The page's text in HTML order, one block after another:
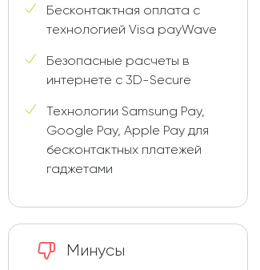
Бесконтактная оплата с
технологией Visa payWave
Безопасные расчеты в
интернете с 3D-Secure
Технологии Samsung Pay,
Google Pay, Apple Pay для
бесконтактных платежей
гаджетами
Минусы